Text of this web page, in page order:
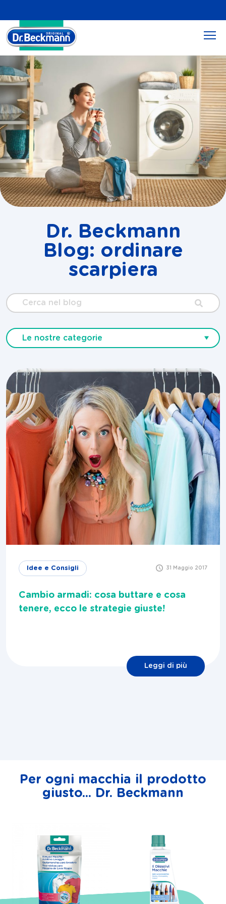
Dr. Beckmann
Blog: ordinare
scarpiera
Cerca
nel
Le nostre categorie
Idee e Consigli 31 Maggio 2017
Cambio armadi: cosa buttare e cosa
tenere, ecco le strategie giuste!
Leggi di più
Per ogni macchia il prodotto
giusto... Dr. Beckmann